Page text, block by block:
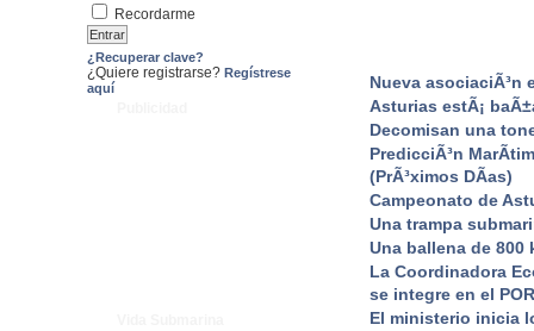
Recordarme
¿Recuperar clave?
¿Quiere registrarse? Regístrese
aquí
Nueva asociaciÃ³n
Asturias estÃ¡
Decomisan una
PredicciÃ³n
(PrÃ³ximos DÃ­as)
Campeonato de
Una trampa
Una ballena de
La Coordinadora
se integre en el
El ministerio inicia